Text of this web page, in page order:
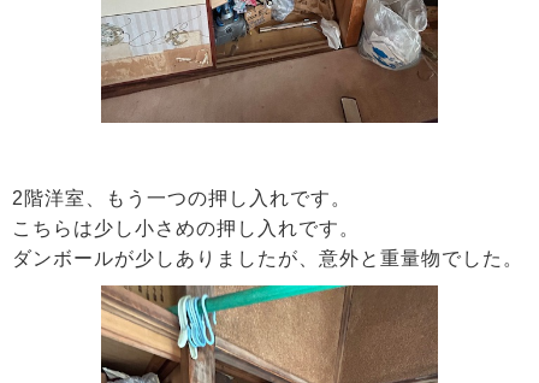
2階洋室、もう一つの押し入れです。
こちらは少し小さめの押し入れです。
ダンボールが少しありましたが、意外と重量物でした。